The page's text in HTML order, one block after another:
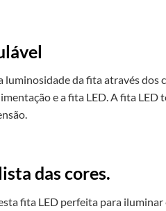
da fita através
e a fita LED. A fita
das cores.
fita LED perfeita para